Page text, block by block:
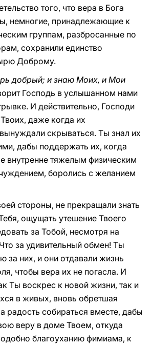
того, что вера в Бога
немногие, принадлежающие к
группам, разбросанные по
сохранили единство
Доброму.
добрый; и знаю Моих, и Мои
Господь в услышанном нами
И действительно, Господи
даже когда их
скрываться. Ты знал их
дабы поддержать их, когда
внутренне тяжелым физическим
боролись с желанием
стороны, не прекращали знать
ощущать утешение Твоего
за Тобой, несмотря на
за удивительный обмен! Ты
за них, и они отдавали жизнь
чтобы вера их не погасла. И
Ты воскрес к новой жизни, так и
в живых, вновь обретшая
радость собираться вместе, дабы
веру в доме Твоем, откуда
благоуханию фимиама, к